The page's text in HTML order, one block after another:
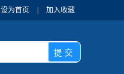
设为首页 加入收藏